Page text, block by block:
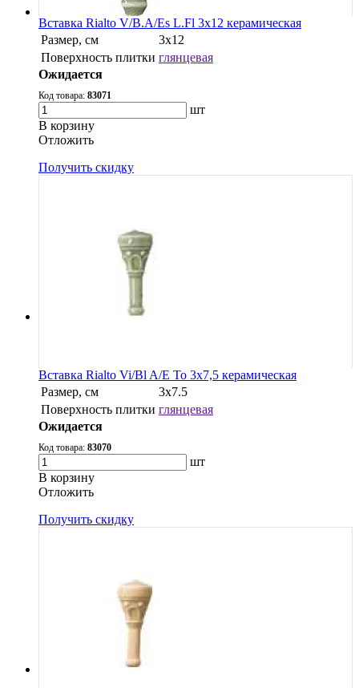
Вставка Rialto V/B.A/Es L.Fl 3x12 керамическая
Размер, см
3x12
Поверхность плитки глянцевая
Ожидается
Код товара: 83071
шт
В корзину
Oтложить
Получить скидку
Вставка Rialto Vi/Bl A/E To 3x7,5 керамическая
Размер, см
3х7.5
Поверхность плитки глянцевая
Ожидается
Код товара: 83070
шт
В корзину
Oтложить
Получить скидку